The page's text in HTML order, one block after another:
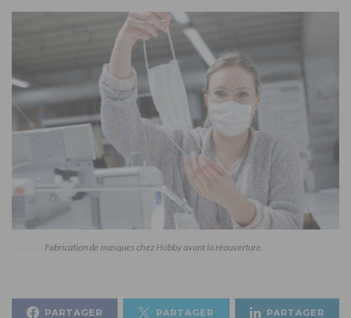
Fabrication de masques chez Hobby avant la réouverture.
PARTAGER PARTAGER PARTAGER